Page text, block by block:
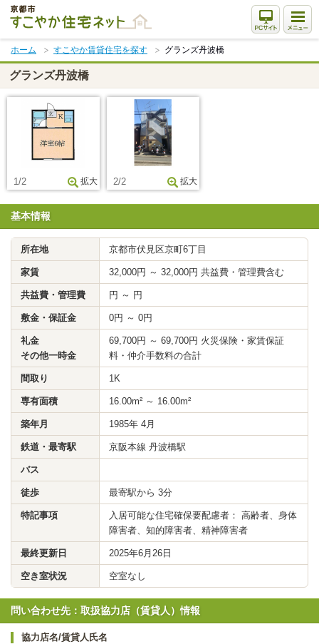
本
文
ま
で
ス
キ
ホーム すこやか賃貸住宅を探す グランズ丹波橋
グランズ丹波橋
1/2 拡大 2/2 拡大
基本情報
所在地 京都市伏見区京町6丁目
家賃 32,000円 ～ 32,000円 共益費・管理費含む
共益費・管理費 円 ～ 円
敷金・保証金 0円 ～ 0円
礼金
その他一時金
69,700円 ～ 69,700円 火災保険・家賃保証
料・仲介手数料の合計
間取り 1K
専有面積 16.00m² ～ 16.00m²
築年月 1985年 4月
鉄道・最寄駅 京阪本線 丹波橋駅
バス
徒歩 最寄駅から 3分
特記事項
入居可能な住宅確保要配慮者： 高齢者、身体
障害者、知的障害者、精神障害者
最終更新日 2025年6月26日
空き室状況 空室なし
問い合わせ先：取扱協力店（賃貸人）情報
協力店名/賃貸人氏名